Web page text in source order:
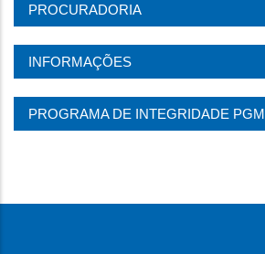
PROCURADORIA
INFORMAÇÕES
PROGRAMA DE INTEGRIDADE PGM